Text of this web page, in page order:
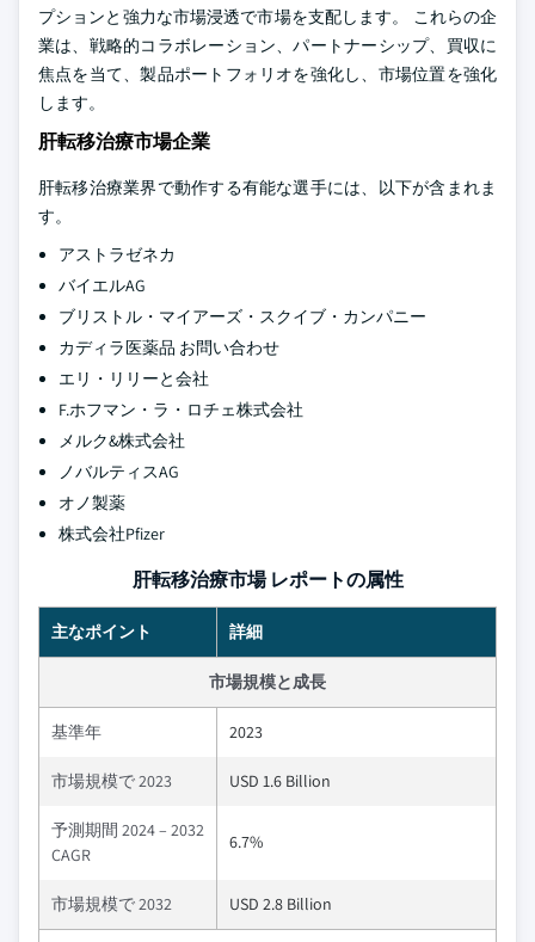
プションと強力な市場浸透で市場を支配します。 これらの企
業は、戦略的コラボレーション、パートナーシップ、買収に
焦点を当て、製品ポートフォリオを強化し、市場位置を強化
します。
肝転移治療市場企業
肝転移治療業界で動作する有能な選手には、以下が含まれま
す。
アストラゼネカ
バイエルAG
ブリストル・マイアーズ・スクイブ・カンパニー
カディラ医薬品 お問い合わせ
エリ・リリーと会社
F.ホフマン・ラ・ロチェ株式会社
メルク&株式会社
ノバルティスAG
オノ製薬
株式会社Pfizer
肝転移治療市場 レポートの属性
主なポイント 詳細
市場規模と成長
基準年 2023
市場規模で 2023 USD 1.6 Billion
予測期間 2024 – 2032
CAGR
6.7%
市場規模で 2032 USD 2.8 Billion